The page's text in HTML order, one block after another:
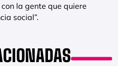
la gente que quiere
social”.